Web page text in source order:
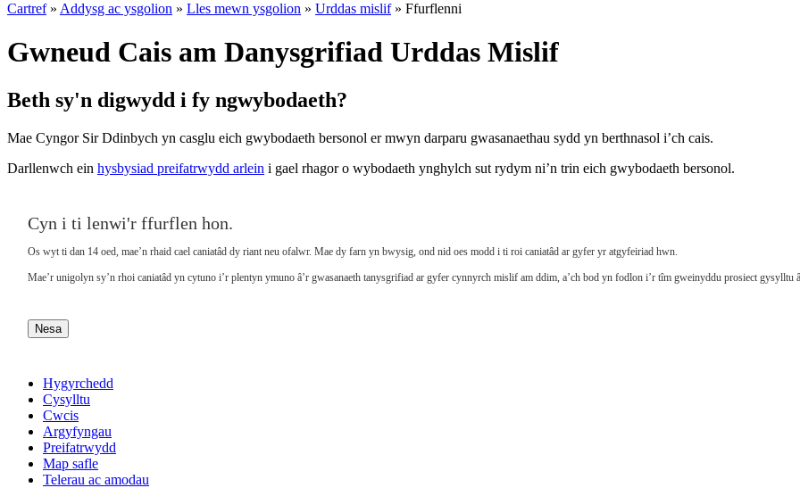
Cartref» Addysg ac ysgolion » Lles mewn ysgolion » Urddas mislif» Ffurflenni
Gwneud Cais am Danysgrifiad Urddas Mislif
Beth sy'n digwydd i fy ngwybodaeth?
Mae Cyngor Sir Ddinbych yn casglu eich gwybodaeth bersonol er mwyn darparu gwasanaethau sydd yn berthnasol i’ch cais.
Darllenwch ein hysbysiad preifatrwydd arlein i gael rhagor o wybodaeth ynghylch sut rydym ni’n trin eich gwybodaeth bersonol.
Cyn i ti lenwi'r ffurflen hon.
Os wyt ti dan 14 oed, mae’n rhaid cael caniatâd dy riant neu ofalwr. Mae dy farn yn bwysig, ond nid oes modd i ti roi caniatâd ar gyfer yr atgyfeiriad hwn.
Mae’r unigolyn sy’n rhoi caniatâd yn cytuno i’r plentyn ymuno â’r gwasanaeth tanysgrifiad ar gyfer cynnyrch mislif am ddim, a’ch bod yn fodlon i’r tîm gweinyddu prosiect gysylltu
Nesa
Hygyrchedd
Cysylltu
Cwcis
Argyfyngau
Preifatrwydd
Map safle
Telerau ac amodau